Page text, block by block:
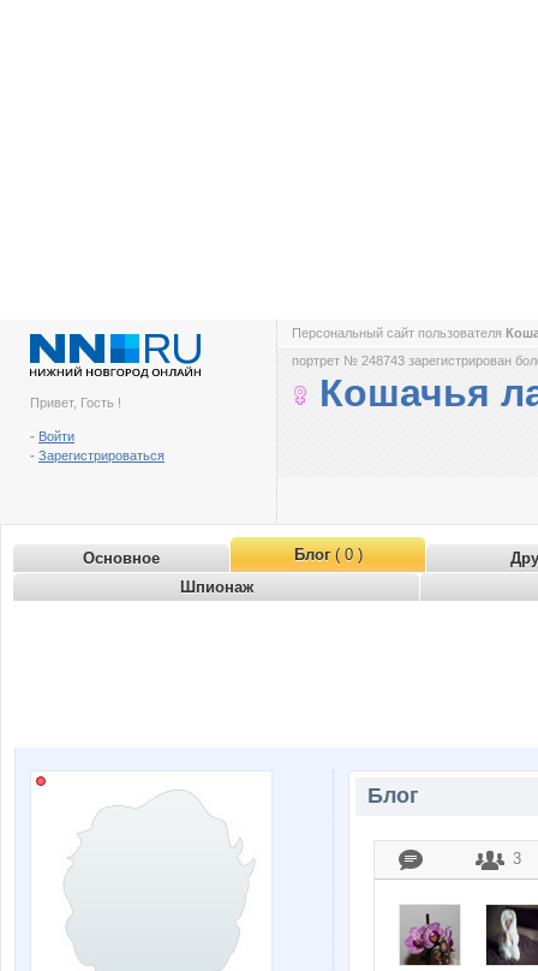
Привет, Гость !
- Войти
- Зарегистрироваться
Персональный сайт пользователя
портрет № 248743 зарегистрирован
Кошачья
Основное Блог( 0 )
Шпионаж
Блог
3